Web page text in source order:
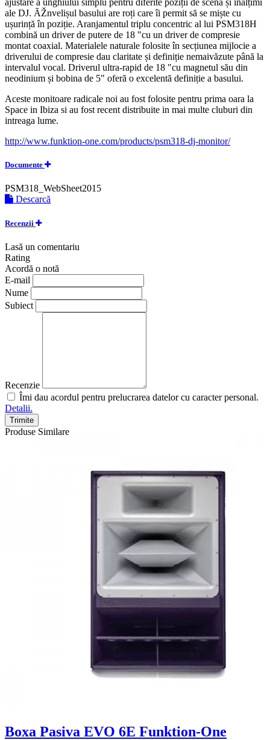
ajustare a unghiului simplu pentru diferite poziții de scenă și înălțimi
ale DJ. ÃŽnvelișul basului are roți care îi permit să se miște cu
ușurință în poziție. Aranjamentul triplu concentric al lui PSM318H
combină un driver de putere de 18 "cu un driver de compresie
montat coaxial. Materialele naturale folosite în secțiunea mijlocie a
driverului de compresie dau claritate și definiție nemaivăzute până la
intervalul vocal. Driverul ultra-rapid de 18 "cu magnetul său din
neodinium și bobina de 5" oferă o excelentă definiție a basului.
Aceste monitoare radicale noi au fost folosite pentru prima oara la
Space in Ibiza si au fost recent distribuite in mai multe cluburi din
intreaga lume.
http://www.funktion-one.com/products/psm318-dj-monitor/
Documente
PSM318_WebSheet2015
Descarcă
Recenzii
Lasă un comentariu
Rating
Acordă o notă
E-mail
Nume
Subiect
Recenzie
Îmi dau acordul pentru prelucrarea datelor cu caracter personal.
Detalii.
Trimite
Produse Similare
Boxa Pasiva EVO 6E Funktion-One